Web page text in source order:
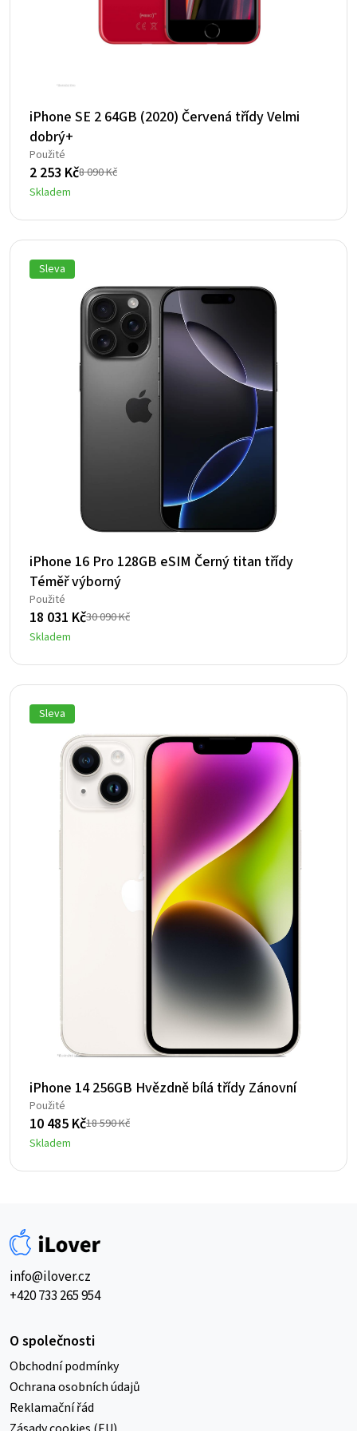
iPhone SE 2 64GB (2020) Červená třídy Velmi
dobrý+
Použité
8 090Kč
Původní
cena
byla:
8
090 Kč.
2 253 Kč
Aktuální
cena
je:
2
253 Kč.
Skladem
Sleva
iPhone 16 Pro 128GB eSIM Černý titan třídy
Téměř výborný
Použité
30 090Kč
Původní
cena
byla:
30
090 Kč.
18 031 Kč
Aktuální
cena
je:
18
031 Kč.
Skladem
Sleva
iPhone 14 256GB Hvězdně bílá třídy Zánovní
Použité
18 590Kč
Původní
cena
byla:
10 485 Kč
Aktuální
cena
je:
Skladem
info@ilover.cz
+420 733 265 954
O společnosti
Obchodní podmínky
Ochrana osobních údajů
Reklamační řád